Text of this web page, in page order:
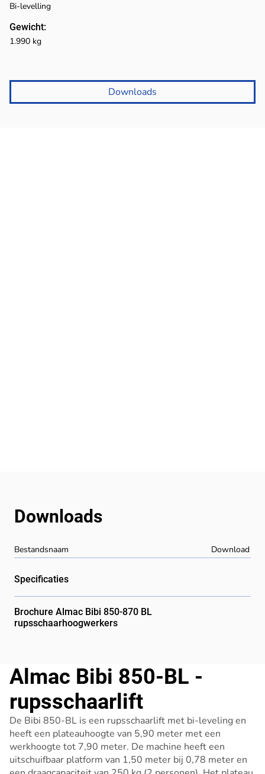
Bestandsnaam Download
Downloads
Specificaties
Brochure Almac Bibi 850-870 BL
rupsschaarhoogwerkers
Downloads
Bi-levelling
Gewicht:
1.990 kg
Almac Bibi 850-BL -
rupsschaarlift
De Bibi 850-BL is een rupsschaarlift met bi-leveling en
heeft een plateauhoogte van 5,90 meter met een
werkhoogte tot 7,90 meter. De machine heeft een
uitschuifbaar platform van 1,50 meter bij 0,78 meter en